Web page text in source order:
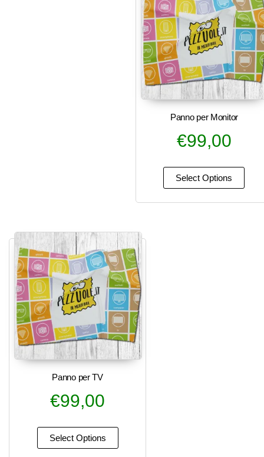
Panno per Monitor
€99,00
Select Options
Panno per TV
€99,00
Select Options